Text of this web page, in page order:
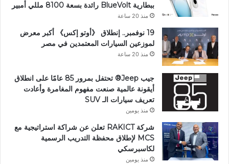
ببطارية BlueVolt رائدة بسعة 8100 مللي أمبير
منذ 20 ساعة
19 نوفمبر.. إنطلاق 《أوتو إكس》 أكبر معرض
لموزعين السيارات المعتمدين في مصر
منذ 20 ساعة
جيب Jeep®️ تحتفل بمرور 85 عامًا على انطلاق
أيقونة عالمية صنعت مفهوم المغامرة وأعادت
تعريف سيارات الـ SUV
منذ يومين
شركة RAKICT تعلن عن شراكة استراتيجية مع
MCS لإطلاق محفظة التدريب الرسمية
لكاسبرسكي
منذ يومين